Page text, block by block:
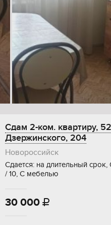
Сдам 2-ком. квартиру,
Дзержинского, 204
Новороссийск
Сдается: на длительный
/ 10, С мебелью
30 000 